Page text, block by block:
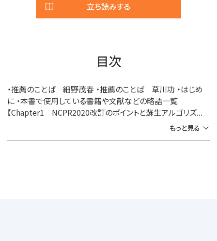
立ち読みする
目次
・推薦のことば 細野茂春 ・推薦のことば 草川功 ・はじめ
に ・本書で使用している書籍や文献などの略語一覧
【Chapter1 NCPR2020改訂のポイントと蘇生アルゴリズ...
もっと見る